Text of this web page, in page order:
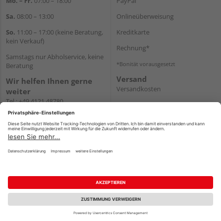
Sa. 08:00 – 13:00
So. 11:00 – 17:00 (keine Beratung,
kein Verkauf)
Samstags nur Abholservice, keine
Beratung
Wir helfen Ihnen gerne
weiter
Tel.:+49 4121 48780
E-Mail:onlineshop@holz-
WhatsApp
Onlineüberweisung
Kreditkarte
Rechnung*
*Bonität vorausgesetzt
Versand
Versandkosten
Impressum AGB Widerruf
Datenschutz
Reservierungsbedingungen
Vertrag widerrufen